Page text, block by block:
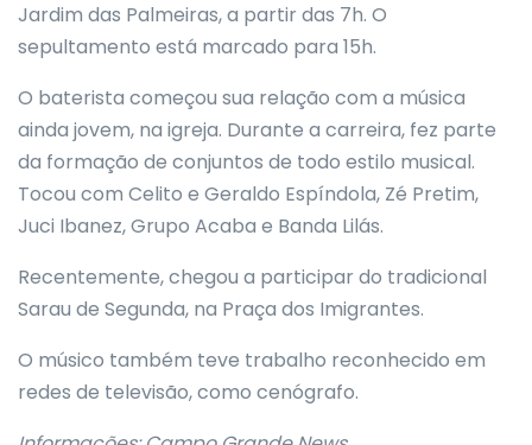
Jardim das Palmeiras, a partir das 7h. O
sepultamento está marcado para 15h.
O baterista começou sua relação com a música
ainda jovem, na igreja. Durante a carreira, fez parte
da formação de conjuntos de todo estilo musical.
Tocou com Celito e Geraldo Espíndola, Zé Pretim,
Juci Ibanez, Grupo Acaba e Banda Lilás.
Recentemente, chegou a participar do tradicional
Sarau de Segunda, na Praça dos Imigrantes.
O músico também teve trabalho reconhecido em
redes de televisão, como cenógrafo.